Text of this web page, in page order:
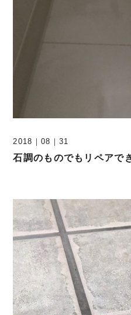
2018 ｜ 08 ｜ 31
石調のものでもリペアで